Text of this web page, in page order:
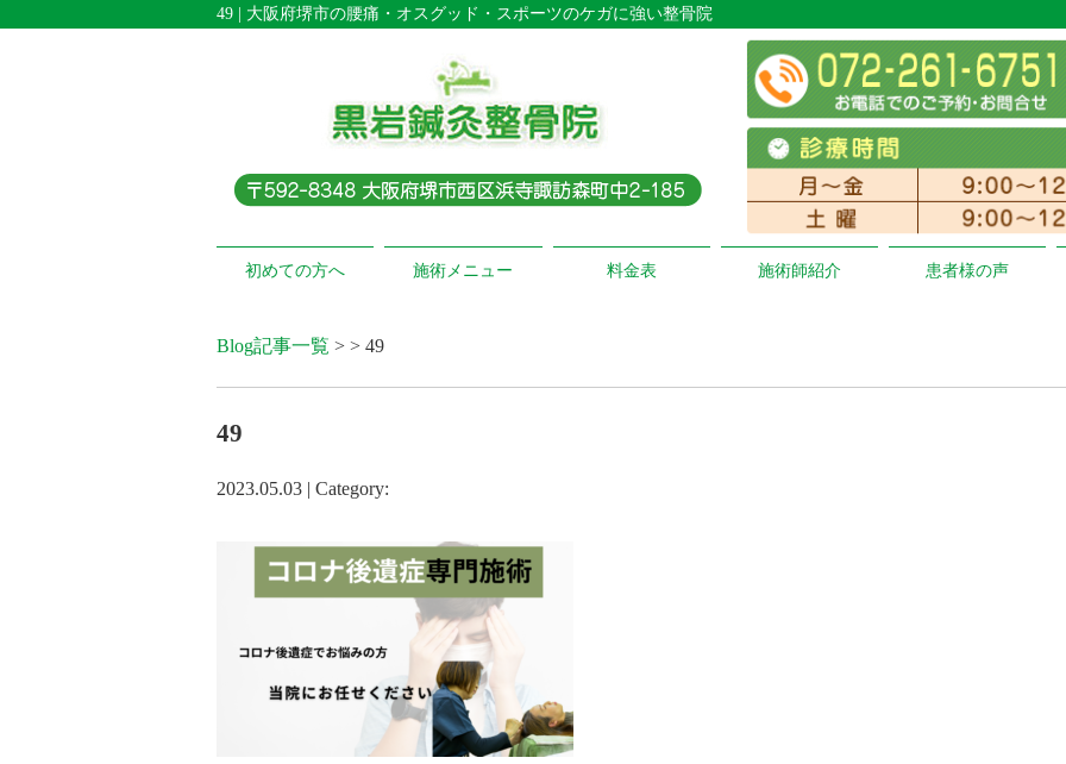
49 | 大阪府堺市の腰痛・オスグッド・スポーツのケガに強い整骨院
初めての方へ 施術メニュー 料金表 施術師紹介 患者様の声
Blog記事一覧 > > 49
49
2023.05.03 | Category: